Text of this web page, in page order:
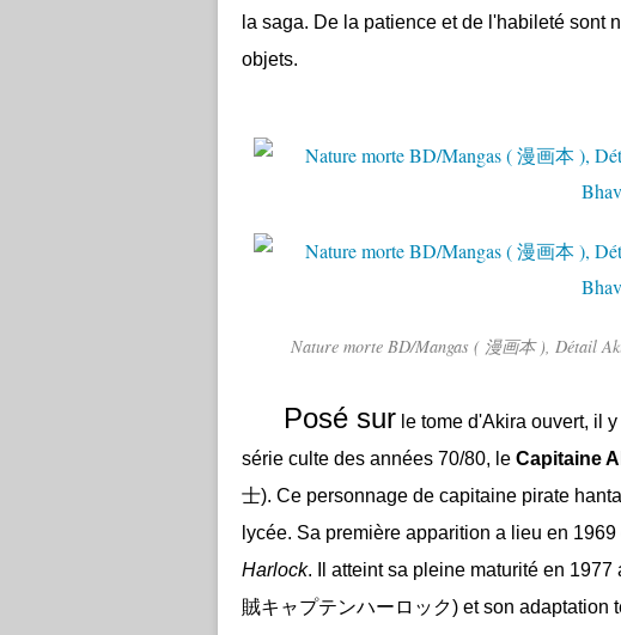
la saga. De la patience et de l'habileté sont
objets.
Nature morte BD/Mangas ( 漫画本 ), Détail
Posé sur le tome d'Akira ouvert, il
série culte des années 70/80, le Capitaine
士). Ce personnage de capitaine pirate
lycée. Sa première apparition a lieu en
Harlock. Il atteint sa pleine maturité en 1977
賊キャプテンハーロック) et son adaptation